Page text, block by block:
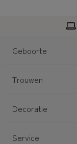
Geboorte
Trouwen
Decoratie
Service